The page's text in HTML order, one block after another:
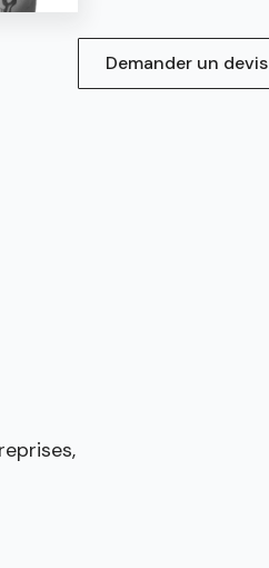
Demander un devis